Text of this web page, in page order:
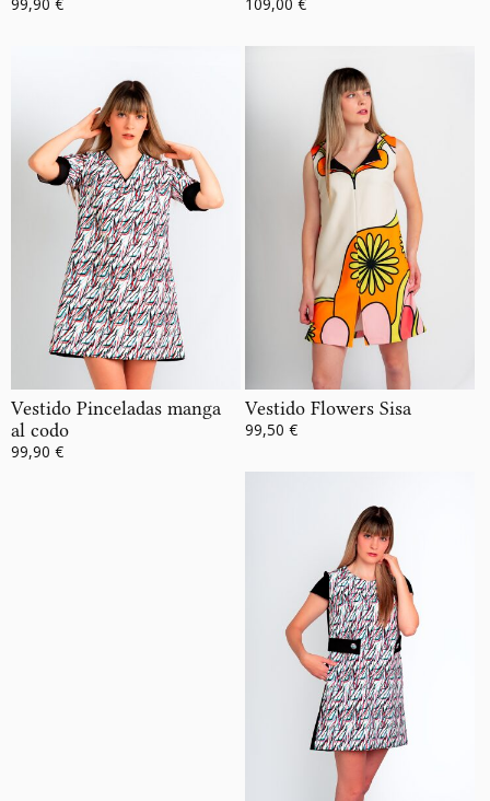
Vestido Pinceladas manga
al codo
99,90 €
Vestido Flowers Sisa
99,50 €